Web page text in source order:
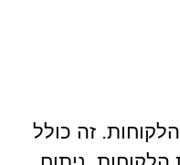
זה כולל